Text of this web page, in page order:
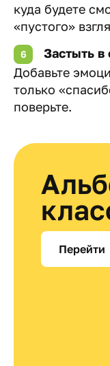
куда будете
«пустого»
Застыть в
Добавьте
только
поверьте.
Перейти